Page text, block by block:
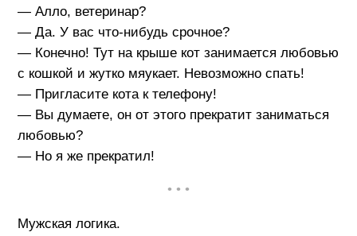
— Алло, ветеринар?
— Да. У вас что-нибудь срочное?
— Конечно! Тут на крыше кот занимается любовью
с кошкой и жутко мяукает. Невозможно спать!
— Пригласите кота к телефону!
— Вы думаете, он от этого прекратит заниматься
любовью?
— Но я же прекратил!
• • •
Мужская логика.